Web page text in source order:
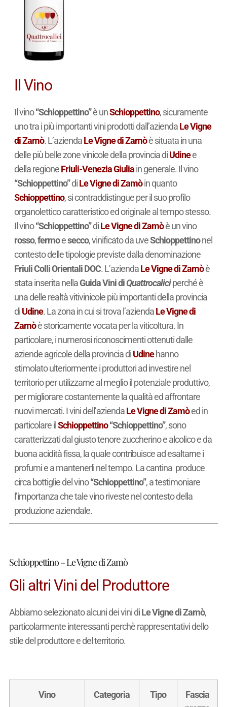
Il Vino
Il vino“Schioppettino”è unSchioppettino, sicuramente
uno tra i più importanti vini prodotti dall’aziendaLe Vigne
di Zamò. L’aziendaLe Vigne di Zamòè situata in una
delle più belle zone vinicole della provincia diUdinee
della regioneFriuli-Venezia Giuliain generale. Il vino
“Schioppettino”diLe Vigne di Zamòin quanto
Schioppettino, si contraddistingue per il suo profilo
organolettico caratteristico ed originale al tempo stesso.
Il vino“Schioppettino”diLe Vigne di Zamòè un vino
rosso,fermoesecco, vinificato da uveSchioppettinonel
contesto delle tipologie previste dalla denominazione
Friuli Colli Orientali DOC. L’aziendaLe Vigne di Zamòè
stata inserita nellaGuida Vini diQuattrocaliciperché è
una delle realtà vitivinicole più importanti della provincia
diUdine. La zona in cui si trova l’aziendaLe Vigne di
Zamòè storicamente vocata per la viticoltura. In
particolare, i numerosi riconoscimenti ottenuti dalle
aziende agricole della provincia diUdinehanno
stimolato ulteriormente i produttori ad investire nel
territorio per utilizzarne al meglio il potenziale produttivo,
per migliorare costantemente la qualità ed affrontare
nuovi mercati. I vini dell’aziendaLe Vigne di Zamòed in
particolare il Schioppettino“Schioppettino”, sono
caratterizzati dal giusto tenore zuccherino e alcolico e da
buona acidità fissa, la quale contribuisce ad esaltarne i
profumi e a mantenerli nel tempo. La cantina produce
circabottiglie del vino“Schioppettino”, a testimoniare
l’importanza che tale vino riveste nel contesto della
produzione aziendale.
Schioppettino – Le Vigne di Zamò
Gli altri Vini del Produttore
Abbiamo selezionato alcuni dei vini diLe Vigne di Zamò,
particolarmente interessanti perchè rappresentativi dello
stile del produttore e del territorio.
Vino Categoria Tipo
Fascia